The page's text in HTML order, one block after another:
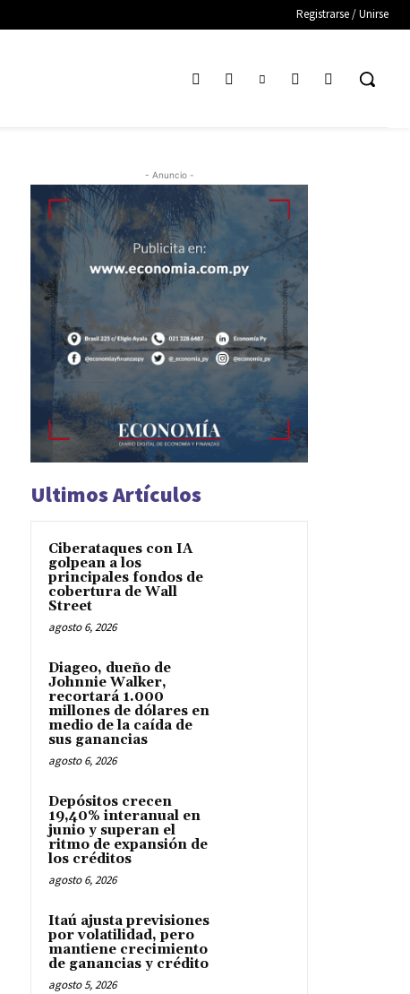
Registrarse / Unirse
- Anuncio -
Ultimos Artículos
Ciberataques con IA
golpean a los
principales fondos de
cobertura de Wall
Street
agosto 6, 2026
Diageo, dueño de
Johnnie Walker,
recortará 1.000
millones de dólares en
medio de la caída de
sus ganancias
agosto 6, 2026
Depósitos crecen
19,40% interanual en
junio y superan el
ritmo de expansión de
los créditos
agosto 6, 2026
Itaú ajusta previsiones
por volatilidad, pero
mantiene crecimiento
de ganancias y crédito
agosto 5, 2026